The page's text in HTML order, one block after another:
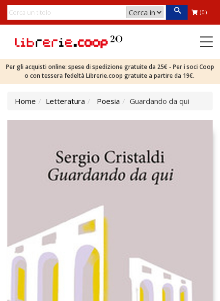
(0)
Per gli acquisti online: spese di spedizione gratuite da 25€ - Per i soci Coop
o con tessera fedeltà Librerie.coop gratuite a partire da 19€.
Home Letteratura Poesia Guardando da qui